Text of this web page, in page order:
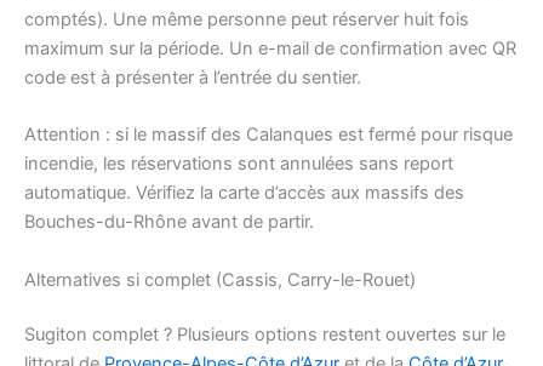
comptés). Une même personne peut réserver huit fois
maximum sur la période. Un e-mail de confirmation avec QR
code est à présenter à l’entrée du sentier.
Attention : si le massif des Calanques est fermé pour risque
incendie, les réservations sont annulées sans report
automatique. Vérifiez la carte d’accès aux massifs des
Bouches-du-Rhône avant de partir.
Alternatives si complet (Cassis, Carry-le-Rouet)
Sugiton complet ? Plusieurs options restent ouvertes sur le